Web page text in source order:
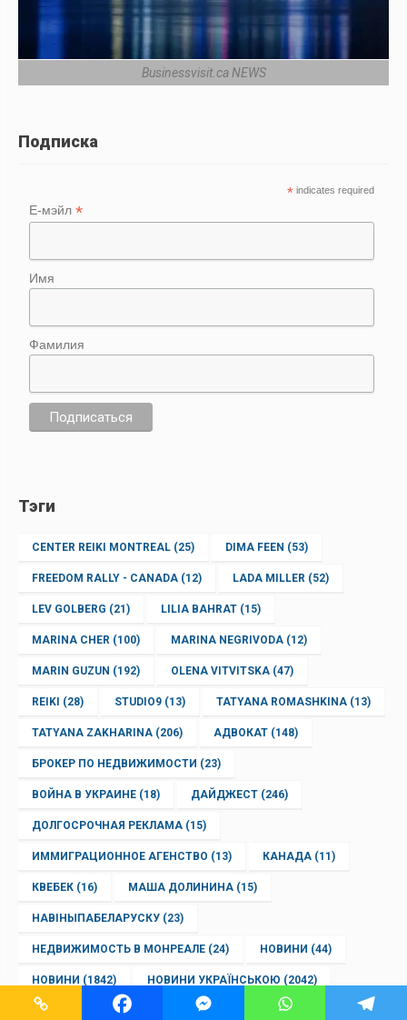
Businessvisit.ca NEWS
Подписка
* indicates required
Е-мэйл*
Имя
Фамилия
Тэги
CENTER REIKI MONTREAL (25) DIMA FEEN (53)
FREEDOM RALLY - CANADA (12) LADA MILLER (52)
LEV GOLBERG (21) LILIA BAHRAT (15)
MARINA CHER (100) MARINA NEGRIVODA (12)
MARIN GUZUN (192) OLENA VITVITSKA (47)
REIKI (28) STUDIO9 (13) TATYANA ROMASHKINA (13)
TATYANA ZAKHARINA (206) АДВОКАТ (148)
БРОКЕР ПО НЕДВИЖИМОСТИ (23)
ВОЙНА В УКРАИНЕ (18) ДАЙДЖЕСТ (246)
ДОЛГОСРОЧНАЯ РЕКЛАМА (15)
ИММИГРАЦИОННОЕ АГЕНСТВО (13) КАНАДА (11)
КВЕБЕК (16) МАША ДОЛИНИНА (15)
НАВІНЫПАБЕЛАРУСКУ (23)
НЕДВИЖИМОСТЬ В МОНРЕАЛЕ (24) НОВИНИ (44)
НОВИНИ (1842) НОВИНИ УКРАЇНСЬКОЮ (2042)
НОВОСТИ НА РУССКОМ (1540) ПАРИКМАХЕР